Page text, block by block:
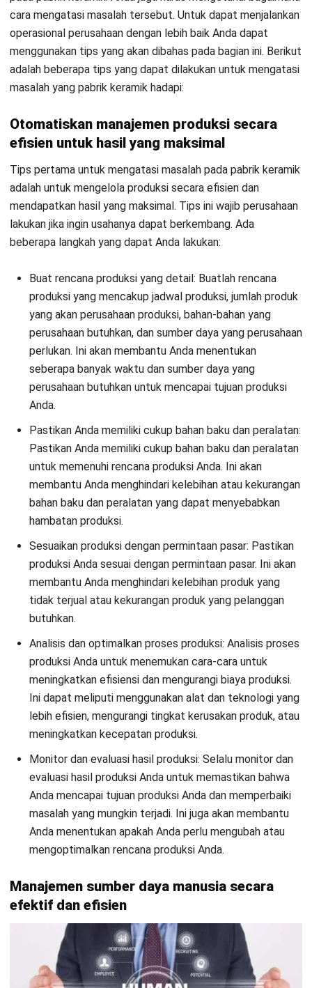
Untuk mengelola sumber daya manusia secara efektif dan
efisien, ada beberapa langkah yang dapat Anda lakukan.
sumber daya manusia Anda. Ini akan membantu Anda
menentukan apa yang harus tim Anda capai dan bagaimana
cara terbaik untuk mencapainya. Sediakan pelatihan yang
tepat untuk karyawan Anda agar mereka memiliki
keterampilan yang diperlukan untuk bekerja dengan efektif
kerja dan keterampilan karyawan Anda.
Anda juga perlu membuat struktur organisasi yang efektif
dengan memastikan bahwa karyawan memiliki tanggung
jawab yang jelas dan terdefinisi dengan baik. Ini akan
membantu meningkatkan efektivitas tim Anda dan
mengurangi kebingungan. Mengatur ulang tugas dan
tanggung jawab karyawan Anda secara teratur untuk
memastikan bahwa semua karyawan memiliki beban kerja
yang seimbang dan tidak terlalu berat. Ini akan membantu
meningkatkan produktivitas dan mengurangi kelelahan
karyawan. Terakhir memberikan insentif yang sesuai kepada
karyawan yang mencapai tujuan dan target yang perusahaan
terapkan. Ini akan meningkatkan motivasi karyawan dan
Monitoring arus kas pabrik keramik secara
real-timedan akurat
Untuk memonitor arus kas pabrik keramik secara
dan akurat, ada beberapa langkah yang dapat Anda lakukan.
Pertama, membuat sistem pelacakan arus kas yang
terintegrasi dengan sistem keuangan pabrik Anda. Ini akan
membantu Anda memonitor arus kas secara
real-time
dan
memastikan bahwa semua transaksi keuangan tertangani
dengan tepat. Membuat laporan arus kas harian yang
Anda. Ini akan membantu Anda memonitor arus kas secara
akurat dan mengidentifikasi masalah yang mungkin terjadi.
Kemudian membuat laporan arus kas bulanan yang
mencakup semua pemasukan dan pengeluaran kas pabrik
Anda selama satu bulan. Ini akan membantu Anda
tindakan yang Anda perlukan jika terjadi masalah. Tetapkan
batas arus kas yang sesuai untuk pabrik Anda. Ini akan
membantu Anda memonitor arus kas secarareal-time
memastikan bahwa pabrik Anda tidak kekurangan atau
kelebihan kas. Terakhir membuat laporan arus kas tahunan
yang mencakup semua pemasukan dan pengeluaran kas